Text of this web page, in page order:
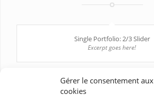
Gérer le consentement aux
cookies
Single Portfolio: 2/3 Slider
Excerpt goes here!
Single Portfolio: 2/3 Gallery